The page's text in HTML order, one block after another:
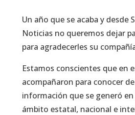
Un año que se acaba y desde
Noticias no queremos dejar
para agradecerles su
Estamos conscientes que en
acompañaron para conocer
información que se generó
ámbito estatal, nacional e